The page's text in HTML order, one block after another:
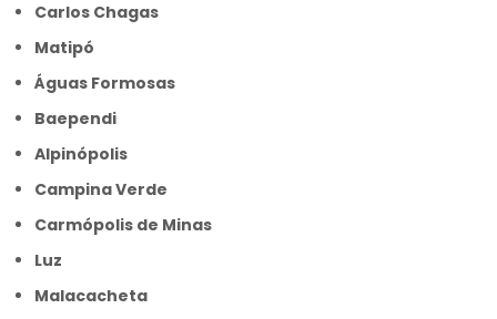
Carlos Chagas
Matipó
Águas Formosas
Baependi
Alpinópolis
Campina Verde
Carmópolis de Minas
Luz
Malacacheta